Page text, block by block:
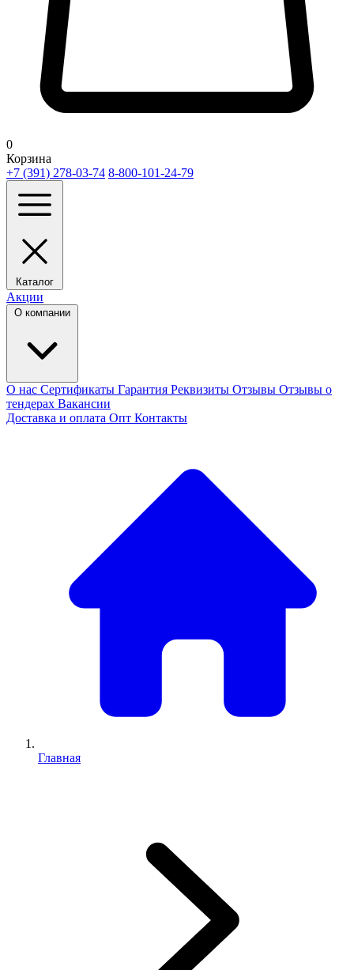
0
Корзина
+7 (391) 278-03-74 8-800-101-24-79
Каталог
Акции
О компании
О нас Сертификаты Гарантия Реквизиты Отзывы Отзывы о
тендерах Вакансии
Доставка и оплата Опт Контакты
Главная